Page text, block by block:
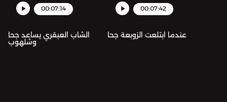
00:07:14
الشاب العبقري يساعد جحا
وشلهوب
00:07:42
عندما ابتلعت الزوبعة جحا